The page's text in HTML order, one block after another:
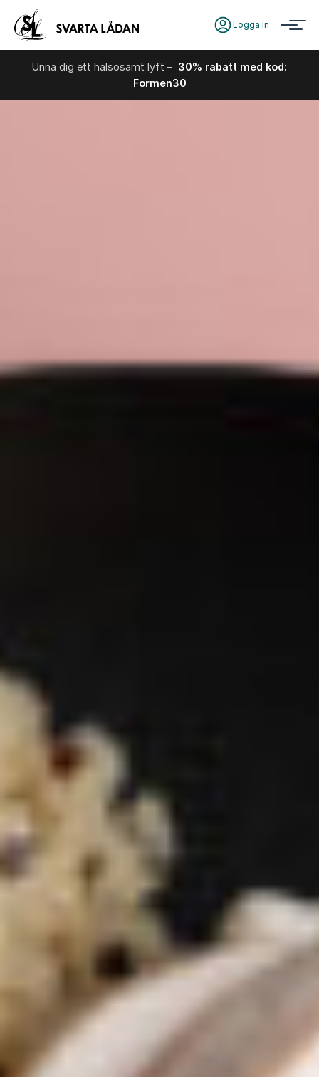
Logga in
Unna dig ett hälsosamt lyft – 30% rabatt med kod:
Formen30